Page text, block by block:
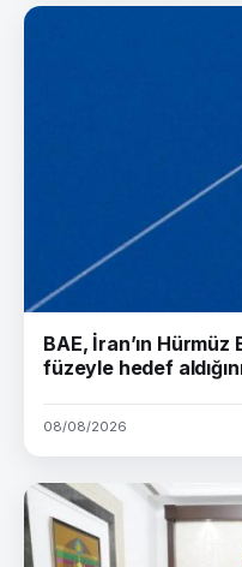
BAE, İran’ın Hürmüz
füzeyle hedef
08/08/2026